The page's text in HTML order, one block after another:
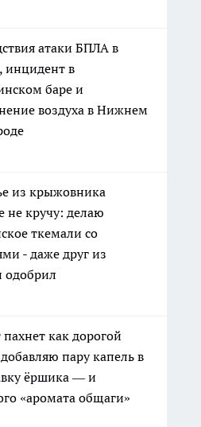
атаки БПЛА в
инцидент в
баре и
воздуха в Нижнем
из крыжовника
не кручу: делаю
ткемали со
- даже друг из
одобрил
пахнет как дорогой
пару капель в
ёршика — и
«аромата общаги»